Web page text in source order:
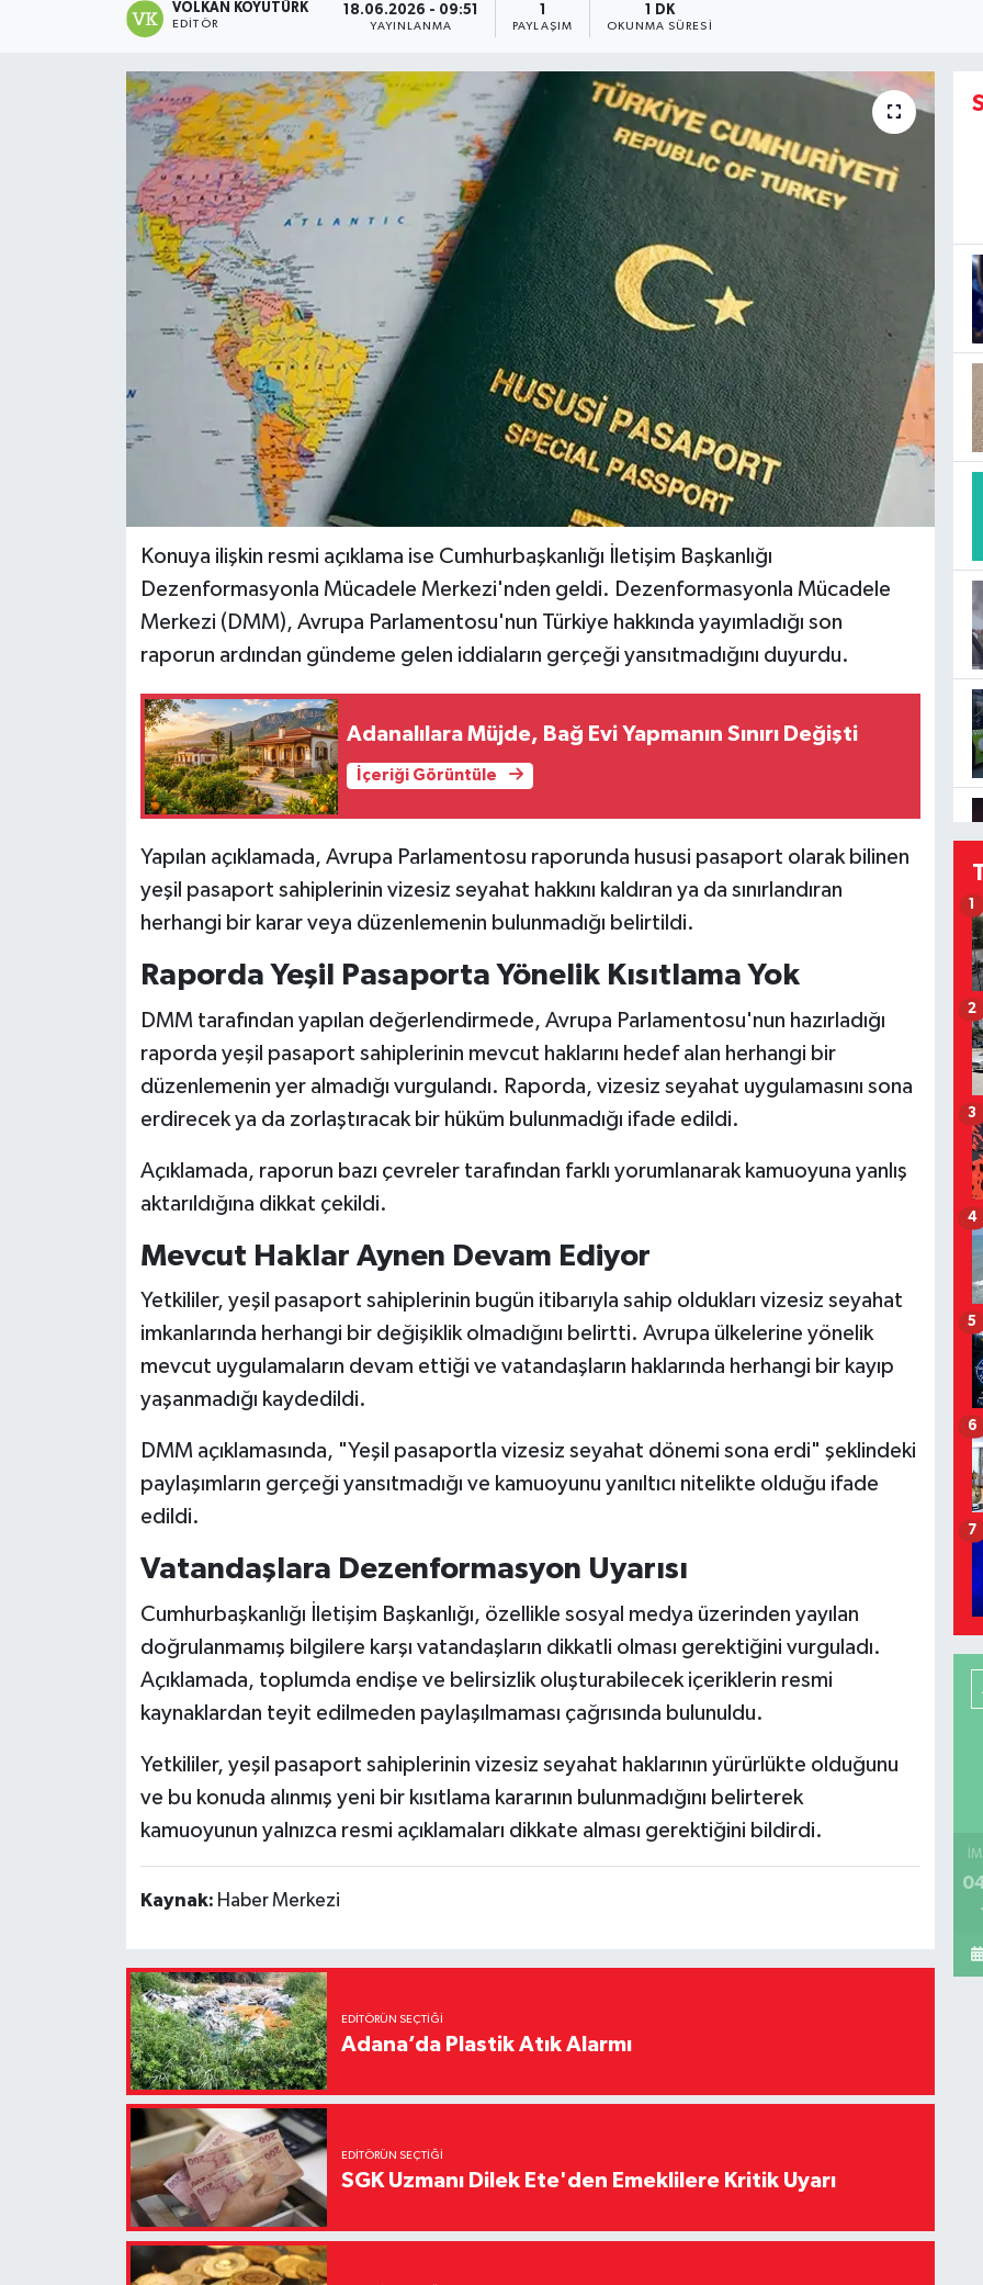
VOLKAN KOYUTÜRK
EDITÖR
18.06.2026 - 09:51
YAYINLANMA PAYLAŞIM
1 DK
OKUNMA SÜRESI
Konuya ilişkin resmi açıklama ise Cumhurbaşkanlığı İletişim Başkanlığı
Dezenformasyonla Mücadele Merkezi'nden geldi. Dezenformasyonla Mücadele
Merkezi (DMM), Avrupa Parlamentosu'nun Türkiye hakkında yayımladığı son
raporun ardından gündeme gelen iddiaların gerçeği yansıtmadığını duyurdu.
Adanalılara Müjde, Bağ Evi Yapmanın Sınırı Değişti
İçeriği Görüntüle
Yapılan açıklamada, Avrupa Parlamentosu raporunda hususi pasaport olarak bilinen
yeşil pasaport sahiplerinin vizesiz seyahat hakkını kaldıran ya da sınırlandıran
herhangi bir karar veya düzenlemenin bulunmadığı belirtildi.
Raporda Yeşil Pasaporta Yönelik Kısıtlama Yok
DMM tarafından yapılan değerlendirmede, Avrupa Parlamentosu'nun hazırladığı
raporda yeşil pasaport sahiplerinin mevcut haklarını hedef alan herhangi bir
düzenlemenin yer almadığı vurgulandı. Raporda, vizesiz seyahat uygulamasını sona
erdirecek ya da zorlaştıracak bir hüküm bulunmadığı ifade edildi.
Açıklamada, raporun bazı çevreler tarafından farklı yorumlanarak kamuoyuna yanlış
aktarıldığına dikkat çekildi.
Mevcut Haklar Aynen Devam Ediyor
Yetkililer, yeşil pasaport sahiplerinin bugün itibarıyla sahip oldukları vizesiz seyahat
imkanlarında herhangi bir değişiklik olmadığını belirtti. Avrupa ülkelerine yönelik
mevcut uygulamaların devam ettiği ve vatandaşların haklarında herhangi bir kayıp
yaşanmadığı kaydedildi.
DMM açıklamasında, "Yeşil pasaportla vizesiz seyahat dönemi sona erdi" şeklindeki
paylaşımların gerçeği yansıtmadığı ve kamuoyunu yanıltıcı nitelikte olduğu ifade
edildi.
Vatandaşlara Dezenformasyon Uyarısı
Cumhurbaşkanlığı İletişim Başkanlığı, özellikle sosyal medya üzerinden yayılan
doğrulanmamış bilgilere karşı vatandaşların dikkatli olması gerektiğini vurguladı.
Açıklamada, toplumda endişe ve belirsizlik oluşturabilecek içeriklerin resmi
kaynaklardan teyit edilmeden paylaşılmaması çağrısında bulunuldu.
Yetkililer, yeşil pasaport sahiplerinin vizesiz seyahat haklarının yürürlükte olduğunu
ve bu konuda alınmış yeni bir kısıtlama kararının bulunmadığını belirterek
kamuoyunun yalnızca resmi açıklamaları dikkate alması gerektiğini bildirdi.
Kaynak: Haber Merkezi
EDITÖRÜN SEÇTIĞI
Adana’da Plastik Atık Alarmı
EDITÖRÜN SEÇTIĞI
SGK Uzmanı Dilek Ete'den Emeklilere Kritik Uyarı
1
2
3
4
5
6
7
Magazin
Resmi İlanlar
Siyaset
Yerel Yönetimler